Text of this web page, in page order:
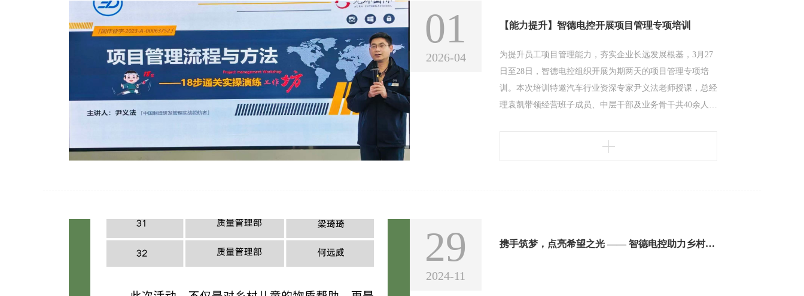
01
2026-04
【能力提升】智德电控开展项目管理专项培训
为提升员工项目管理能力，夯实企业长远发展根基，3月27
日至28日，智德电控组织开展为期两天的项目管理专项培
训。本次培训特邀汽车行业资深专家尹义法老师授课，总经
理袁凯带领经营班子成员、中层干部及业务骨干共40余人参
聚焦计划编制与过程管控，精准贴合公司项目管理痛点与实
29
2024-11
携手筑梦，点亮希望之光 —— 智德电控助力乡村儿童教育活动纪实